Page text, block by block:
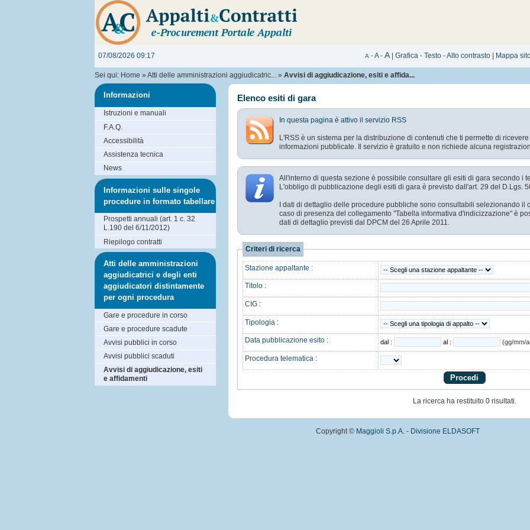
07/08/2026 09:17 A -A - A Grafica - Testo -Alto contrasto Mappa
Sei qui: Home » Atti delle amministrazioni aggiudicatric... » Avvisi di aggiudicazione, esiti e affida...
Elenco esiti di gara
In questa pagina è attivo il servizio RSS
L'RSS è un sistema per la distribuzione di contenuti che ti permette di
informazioni pubblicate. Il servizio è gratuito e non richiede alcuna
All'interno di questa sezione è possibile consultare gli esiti di gara secondo i
L'obbligo di pubblicazione degli esiti di gara è previsto dall'art. 29 del D.Lgs.
I dati di dettaglio delle procedure pubbliche sono consultabili selezionando il
caso di presenza del collegamento "Tabella informativa d'indicizzazione" è
dati di dettaglio previsti dal DPCM del 26 Aprile 2011.
Criteri di ricerca
Stazione appaltante :
Titolo :
CIG :
Tipologia :
Data pubblicazione esito : dal : al : (gg/mm/
Procedura telematica :
La ricerca ha restituito 0 risultati.
Informazioni
Istruzioni e manuali
F.A.Q.
Accessibilità
Assistenza tecnica
News
Informazioni sulle singole
procedure in formato tabellare
Prospetti annuali (art. 1 c. 32
L.190 del 6/11/2012)
Riepilogo contratti
Atti delle amministrazioni
aggiudicatrici e degli enti
aggiudicatori distintamente
per ogni procedura
Gare e procedure in corso
Gare e procedure scadute
Avvisi pubblici in corso
Avvisi pubblici scaduti
Avvisi di aggiudicazione, esiti
e affidamenti
Copyright © Maggioli S.p.A. - Divisione ELDASOFT